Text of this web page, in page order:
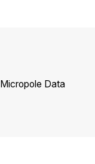
Micropole Data